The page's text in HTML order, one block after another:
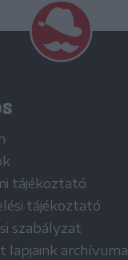
tájékoztató
tájékoztató
szabályzat
archívuma